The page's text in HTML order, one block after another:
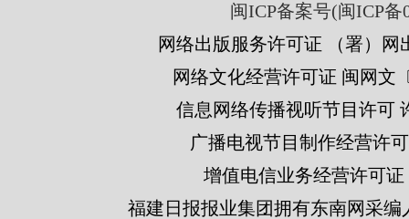
闽ICP备案号(闽ICP备
网络出版服务许可证 （署）网
网络文化经营许可证 闽网文
信息网络传播视听节目许可
广播电视节目制作经营许
增值电信业务经营许可证
福建日报报业集团拥有东南网采